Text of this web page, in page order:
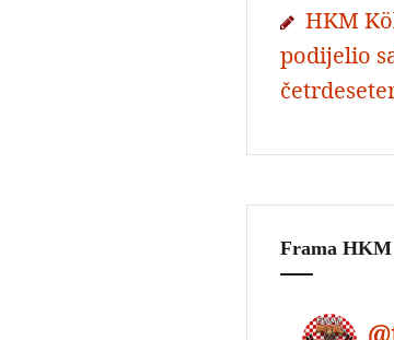
HKM
podijelio
Frama